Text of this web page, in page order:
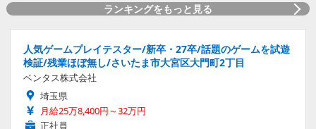
ランキングをもっと見る
人気ゲームプレイテスター/新卒・27卒/話題のゲームを試遊
検証/残業ほぼ無し/さいたま市大宮区大門町2丁目
ベンタス株式会社
埼玉県
月給25万8,400円～32万円
正社員